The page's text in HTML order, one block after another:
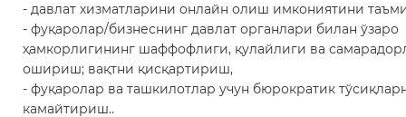
- давлат хизматларини онлайн олиш имкониятини
- фуқаролар/бизнеснинг давлат органлари билан ўзаро
ҳамкорлигининг шаффофлиги, қулайлиги ва
ошириш; вақтни қисқартириш,
- фуқаролар ва ташкилотлар учун бюрократик
камайтириш..